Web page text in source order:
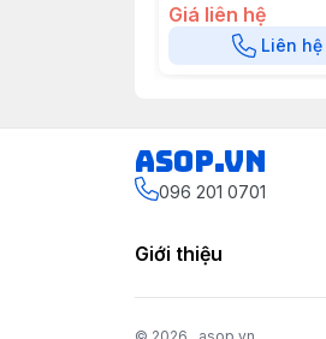
Giá liên hệ
Liên hệ
asop.vn
096 201 0701
Giới thiệu